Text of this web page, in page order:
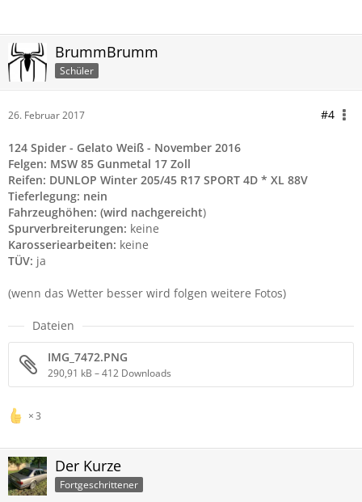
BrummBrumm
Schüler
26. Februar 2017 #4
124 Spider - Gelato Weiß - November 2016
Felgen: MSW 85 Gunmetal 17 Zoll
Reifen: DUNLOP Winter 205/45 R17 SPORT 4D * XL 88V
Tieferlegung: nein
Fahrzeughöhen: (wird nachgereicht)
Spurverbreiterungen: keine
Karosseriearbeiten: keine
TÜV: ja
(wenn das Wetter besser wird folgen weitere Fotos)
Dateien
IMG_7472.PNG
290,91 kB – 412 Downloads
3
Der Kurze
Fortgeschrittener